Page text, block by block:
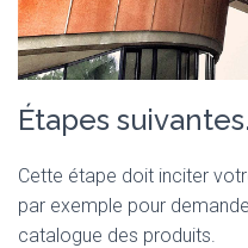
Étapes
Cette étape doit inciter
par exemple pour
catalogue des produits.